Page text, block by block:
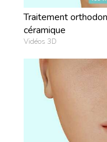
Traitement
céramique
Vidéos 3D